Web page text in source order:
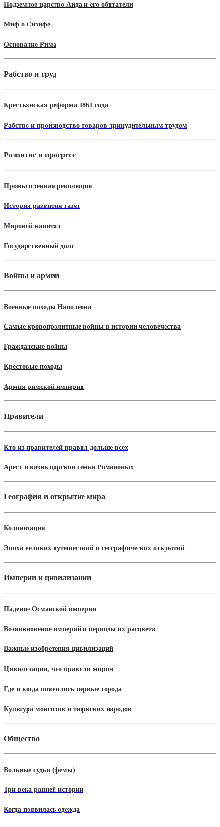
Подземное царство Аида и его обитатели
Миф о Сизифе
Основание Рима
Рабство и труд
Крестьянская реформа 1861 года
Рабство и производство товаров принудительным трудом
Развитие и прогресс
Промышленная революция
История развития газет
Мировой капитал
Государственный долг
Войны и армии
Военные походы Наполеона
Самые кровопролитные войны в истории человечества
Гражданские войны
Крестовые походы
Армия римской империи
Правители
Кто из правителей правил дольше всех
Арест и казнь царской семьи Романовых
География и открытие мира
Колонизация
Эпоха великих путешествий и географических открытий
Империи и цивилизации
Падение Османской империи
Возникновение империй и периоды их расцвета
Важные изобретения цивилизаций
Цивилизации, что правили миром
Где и когда появились первые города
Культура монголов и тюркских народов
Общество
Вольные судьи (фемы)
Три века ранней истории
Когда появилась одежда